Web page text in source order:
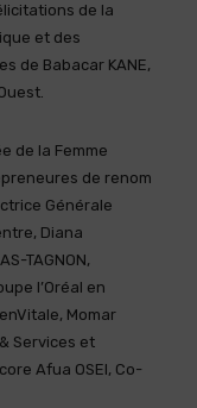
de la
et des
de Babacar KANE,
de la Femme
de renom
Générale
Diana
TAGNON,
l’Oréal en
Momar
Services et
Afua OSEI, Co-